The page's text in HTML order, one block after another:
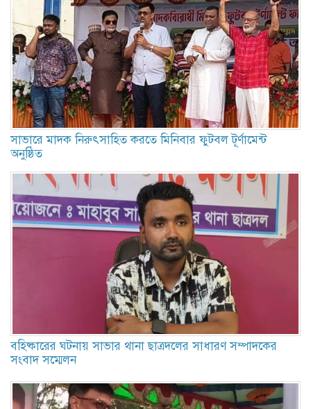
সাভারে মাদক নিরুৎসাহিত করতে মিনিবার ফুটবল টূর্ণামেন্ট
অনুষ্ঠিত
বহিষ্কারের ঘটনায় সাভার থানা ছাত্রদলের সাধারণ সম্পাদকের
সংবাদ সম্মেলন